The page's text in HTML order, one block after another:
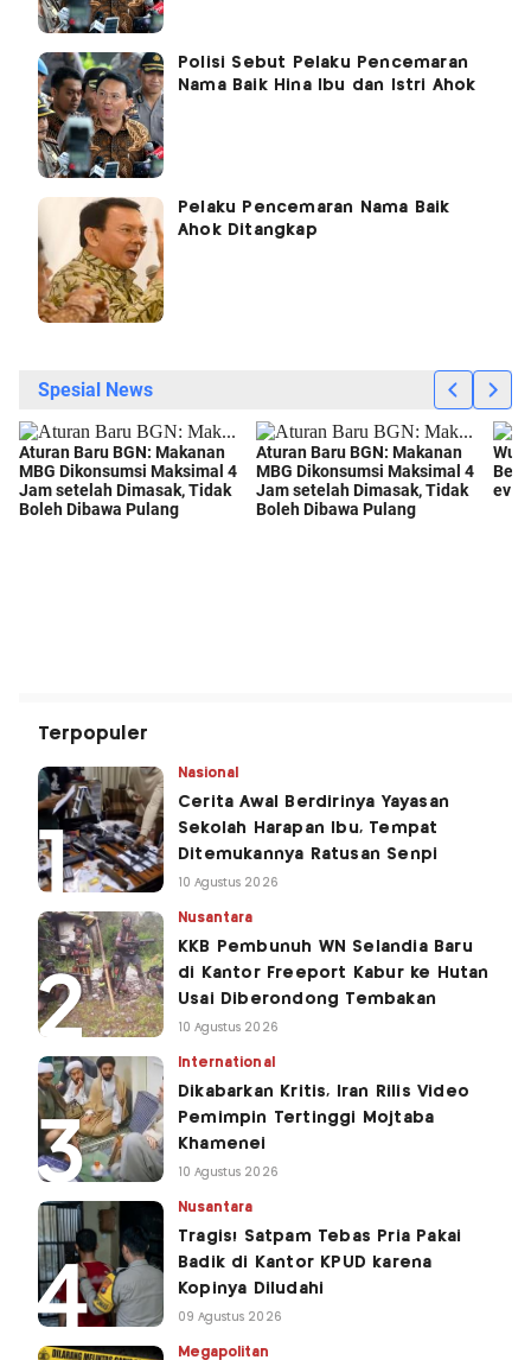
Polisi Sebut Pelaku Pencemaran
Nama Baik Hina Ibu dan Istri Ahok
Pelaku Pencemaran Nama Baik
Ahok Ditangkap
Terpopuler
Nasional
Cerita Awal Berdirinya Yayasan
Sekolah Harapan Ibu, Tempat
Ditemukannya Ratusan Senpi
10 Agustus 2026
Nusantara
KKB Pembunuh WN Selandia Baru
di Kantor Freeport Kabur ke Hutan
Usai Diberondong Tembakan
10 Agustus 2026
International
Dikabarkan Kritis, Iran Rilis Video
Pemimpin Tertinggi Mojtaba
Khamenei
10 Agustus 2026
Nusantara
Tragis! Satpam Tebas Pria Pakai
Badik di Kantor KPUD karena
Kopinya Diludahi
09 Agustus 2026
Megapolitan